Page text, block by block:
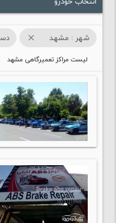
شهر : مشهد close
لیست مراکز تعمیرگاهی مشهد